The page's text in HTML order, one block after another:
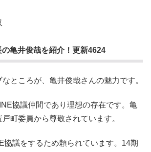
亀井俊哉を紹介！更新4624
ところが、亀井俊哉さんの魅力です。
協議仲間であり理想の存在です。亀
町委員から尊敬されています。
協議をするため頼られています。14期